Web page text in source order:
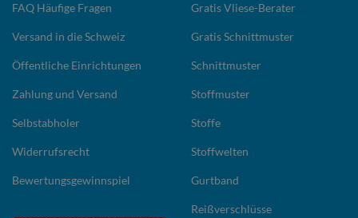
FAQ Häufige Fragen
Versand in die Schweiz
Öffentliche Einrichtungen
Zahlung und Versand
Selbstabholer
Widerrufsrecht
Bewertungsgewinnspiel
Gratis Vliese-Berater
Gratis Schnittmuster
Schnittmuster
Stoffmuster
Stoffe
Stoffwelten
Gurtband
Reißverschlüsse